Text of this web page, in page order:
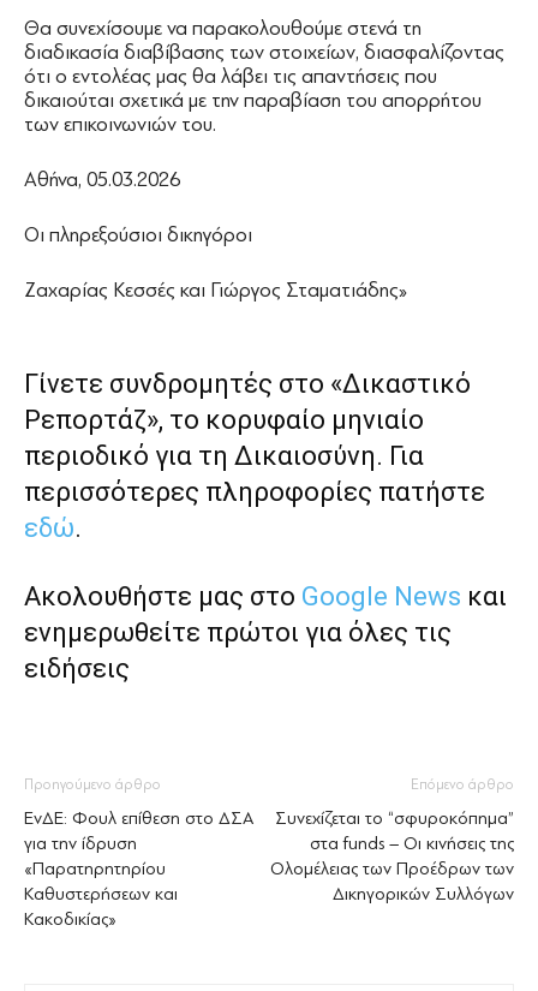
Θα συνεχίσουμε να παρακολουθούμε στενά τη
διαδικασία διαβίβασης των στοιχείων, διασφαλίζοντας
ότι ο εντολέας μας θα λάβει τις απαντήσεις που
δικαιούται σχετικά με την παραβίαση του απορρήτου
των επικοινωνιών του.
Αθήνα, 05.03.2026
Οι πληρεξούσιοι δικηγόροι
Ζαχαρίας Κεσσές και Γιώργος Σταματιάδης»
Γίνετε συνδρομητές στο «Δικαστικό
Ρεπορτάζ», το κορυφαίο μηνιαίο
περιοδικό για τη Δικαιοσύνη. Για
περισσότερες πληροφορίες πατήστε
εδώ.
Ακολουθήστε μας στο Google News και
ενημερωθείτε πρώτοι για όλες τις
ειδήσεις
Προηγούμενο άρθρο
ΕνΔΕ: Φουλ επίθεση στο ΔΣΑ
για την ίδρυση
«Παρατηρητηρίου
Καθυστερήσεων και
Κακοδικίας»
Επόμενο άρθρο
Συνεχίζεται το “σφυροκόπημα”
στα funds – Οι κινήσεις της
Ολομέλειας των Προέδρων των
Δικηγορικών Συλλόγων